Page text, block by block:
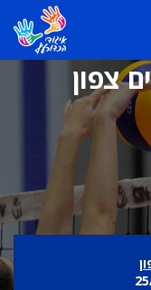
צפון